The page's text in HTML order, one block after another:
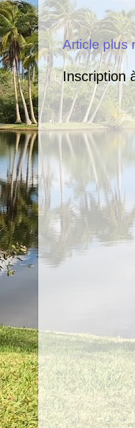
Article plus
Inscription